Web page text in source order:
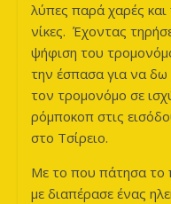
λύπες παρά χαρές
νίκες. Έχοντας
ψήφιση του
την έσπασα για να
τον τρομονόμο σε
ρόμποκοπ στις
στο Τσίρειο.
Με το που πάτησα το
με διαπέρασε ένας